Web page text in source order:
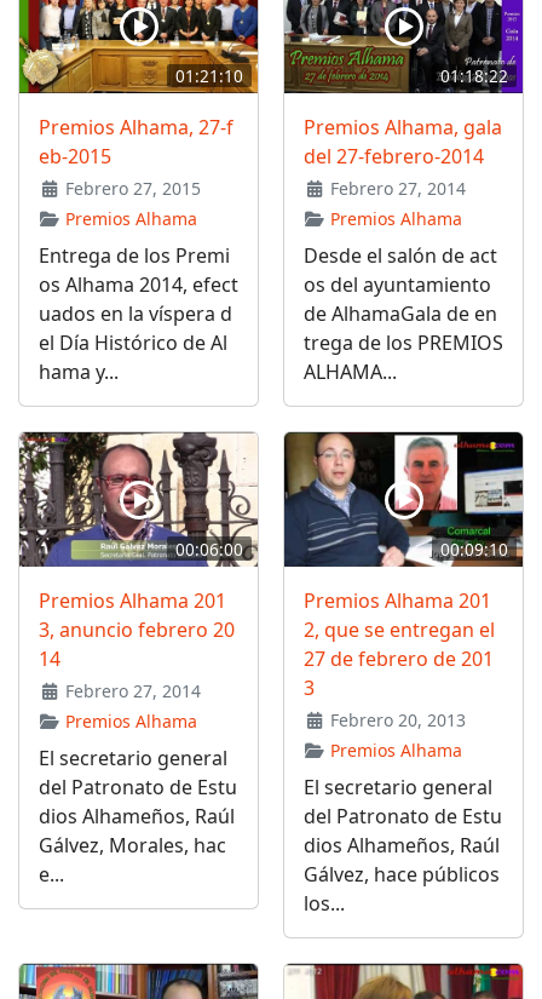
01:21:10
Premios Alhama, 27-f
eb-2015
Febrero 27, 2015
Premios Alhama
Entrega de los Premi
os Alhama 2014, efect
uados en la víspera d
el Día Histórico de Al
hama y...
01:18:22
Premios Alhama, gala
del 27-febrero-2014
Febrero 27, 2014
Premios Alhama
Desde el salón de act
os del ayuntamiento
de AlhamaGala de en
trega de los PREMIOS
ALHAMA...
00:06:00
Premios Alhama 201
3, anuncio febrero 20
14
Febrero 27, 2014
Premios Alhama
El secretario general
del Patronato de Estu
dios Alhameños, Raúl
Gálvez, Morales, hac
e...
00:09:10
Premios Alhama 201
2, que se entregan el
27 de febrero de 201
3
Febrero 20, 2013
Premios Alhama
El secretario general
del Patronato de Estu
dios Alhameños, Raúl
Gálvez, hace públicos
los...